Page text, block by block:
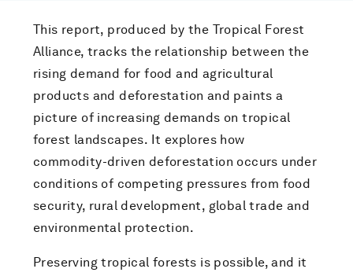
This report, produced by the Tropical Forest
Alliance, tracks the relationship between the
rising demand for food and agricultural
products and deforestation and paints a
picture of increasing demands on tropical
forest landscapes. It explores how
commodity-driven deforestation occurs under
conditions of competing pressures from food
security, rural development, global trade and
environmental protection.
Preserving tropical forests is possible, and it